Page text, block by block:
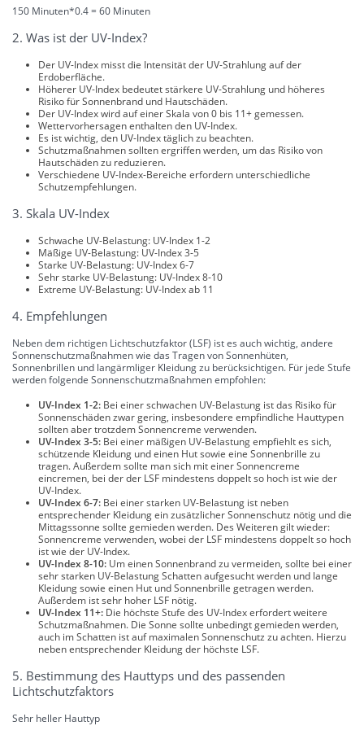
150 Minuten*0.4 = 60 Minuten
2. Was ist der UV-Index?
Der UV-Index misst die Intensität der UV-Strahlung auf der
Erdoberfläche.
Höherer UV-Index bedeutet stärkere UV-Strahlung und höheres
Risiko für Sonnenbrand und Hautschäden.
Der UV-Index wird auf einer Skala von 0 bis 11+ gemessen.
Wettervorhersagen enthalten den UV-Index.
Es ist wichtig, den UV-Index täglich zu beachten.
Schutzmaßnahmen sollten ergriffen werden, um das Risiko von
Hautschäden zu reduzieren.
Verschiedene UV-Index-Bereiche erfordern unterschiedliche
Schutzempfehlungen.
3. Skala UV-Index
Schwache UV-Belastung: UV-Index 1-2
Mäßige UV-Belastung: UV-Index 3-5
Starke UV-Belastung: UV-Index 6-7
Sehr starke UV-Belastung: UV-Index 8-10
Extreme UV-Belastung: UV-Index ab 11
4. Empfehlungen
Neben dem richtigen Lichtschutzfaktor (LSF) ist es auch wichtig, andere
Sonnenschutzmaßnahmen wie das Tragen von Sonnenhüten,
Sonnenbrillen und langärmliger Kleidung zu berücksichtigen. Für jede Stufe
werden folgende Sonnenschutzmaßnahmen empfohlen:
UV-Index 1-2: Bei einer schwachen UV-Belastung ist das Risiko für
Sonnenschäden zwar gering, insbesondere empfindliche Hauttypen
sollten aber trotzdem Sonnencreme verwenden.
UV-Index 3-5: Bei einer mäßigen UV-Belastung empfiehlt es sich,
schützende Kleidung und einen Hut sowie eine Sonnenbrille zu
tragen. Außerdem sollte man sich mit einer Sonnencreme
eincremen, bei der der LSF mindestens doppelt so hoch ist wie der
UV-Index.
UV-Index 6-7: Bei einer starken UV-Belastung ist neben
entsprechender Kleidung ein zusätzlicher Sonnenschutz nötig und die
Mittagssonne sollte gemieden werden. Des Weiteren gilt wieder:
Sonnencreme verwenden, wobei der LSF mindestens doppelt so hoch
ist wie der UV-Index.
UV-Index 8-10: Um einen Sonnenbrand zu vermeiden, sollte bei einer
sehr starken UV-Belastung Schatten aufgesucht werden und lange
Kleidung sowie einen Hut und Sonnenbrille getragen werden.
Außerdem ist sehr hoher LSF nötig.
UV-Index 11+: Die höchste Stufe des UV-Index erfordert weitere
Schutzmaßnahmen. Die Sonne sollte unbedingt gemieden werden,
auch im Schatten ist auf maximalen Sonnenschutz zu achten. Hierzu
neben entsprechender Kleidung der höchste LSF.
5. Bestimmung des Hauttyps und des passenden
Lichtschutzfaktors
Sehr heller Hauttyp